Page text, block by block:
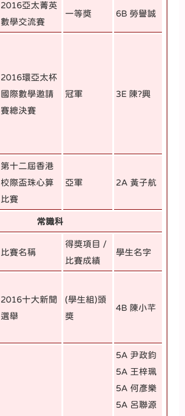
2016亞太菁英
數學交流賽
一等獎 6B 勞譽誠
2016環亞太杯
國際數學邀請
賽總決賽
冠軍 3E 陳?興
第十二屆香港
校際盃珠心算
比賽
亞軍 2A 黃子航
常識科
比賽名稱
得獎項目 /
比賽成績
學生名字
2016十大新聞
選舉
(學生組)頭
獎
4B 陳小芊
5A 尹政鈞
5A 王梓珮
5A 何彥樂
5A 呂聯源